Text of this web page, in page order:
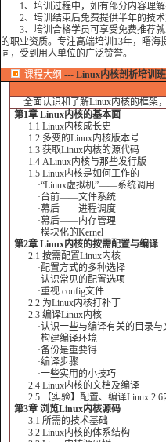
1、培训过程中，如有部分内容理解
2、培训结束后免费提供半年的技术
3、培训合格学员可享受免费推荐就
的职业资质。专注高端培训13年，曙
同，受到用人单位的广泛赞誉。
课程大纲 --- Linux内核剖析培训班
全面认识和了解Linux内核的框架
第1章 Linux内核的基本面
1.1 Linux内核成长史
1.2 多变的Linux内核版本号
1.3 获取Linux内核的源代码
1.4 ALinux内核与那些发行版
1.5 Linux内核是如何工作的
·“Linux虚拟机”——系统调用
·台前——文件系统
·幕后——进程调度
·幕后——内存管理
·模块化的Kernel
第2章 Linux内核的按需配置与编译
2.1 按需配置Linux内核
·配置方式的多种选择
·认识常见的配置选项
·重视.config文件
2.2 为Linux内核打补丁
2.3 编译Linux内核
·认识一些与编译有关的目录与
·构建编译环境
·备份是重要得
·编译步骤
·一些实用的小技巧
2.4 Linux内核的文档及编译
2.5 【实验】配置、编译Linux 2.6
第3章 浏览Linux内核源码
3.1 所需的技术基础
3.2 Linux内核的体系结构